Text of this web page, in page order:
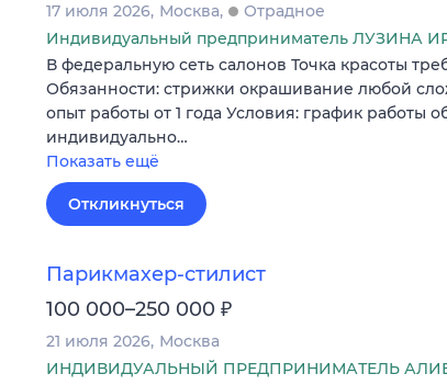
17 июля 2026 Москва
Отрадное
Индивидуальный предприниматель ЛУЗИНА
В федеральную сеть салонов Точка красоты
Обязанности: стрижки окрашивание любой
опыт работы от 1 года Условия: график работы
индивидуально…
Показать ещё
Откликнуться
Парикмахер-стилист
100 000–250 000 ₽
21 июля 2026 Москва
ИНДИВИДУАЛЬНЫЙ ПРЕДПРИНИМАТЕЛЬ